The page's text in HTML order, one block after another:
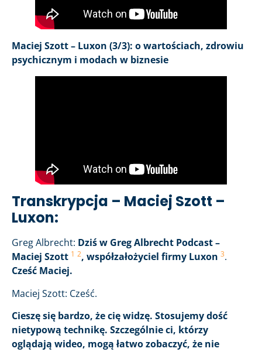
Maciej Szott – Luxon (3/3): o wartościach, zdrowiu
psychicznym i modach w biznesie
Transkrypcja – Maciej Szott –
Luxon:
Greg Albrecht: Dziś w Greg Albrecht Podcast –
Maciej Szott 1 2, współzałożyciel firmy Luxon 3.
Cześć Maciej.
Maciej Szott: Cześć.
Cieszę się bardzo, że cię widzę. Stosujemy dość
nietypową technikę. Szczególnie ci, którzy
oglądają wideo, mogą łatwo zobaczyć, że nie